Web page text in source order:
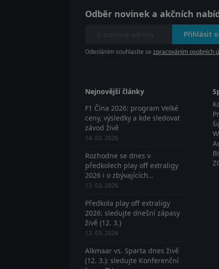
Odběr novinek a akčních
Přihlásit
Odesláním souhlasíte se zpracováním osobních
Nejnovější články
F1 Čína 2026: program Velké
ceny, výsledky a kde sledovat
závod živě
14. 03. 2026
Rozhodne se dnes v
předkolech play off extraligy
2026 i o zbývajících
postupujících? Sledujte živě
13. 03. 2026
Předkola play off extraligy
2026: sledujte dnešní zápasy
živě (12. 3.)
12. 03. 2026
Alkmaar vs. Sparta dnes živě
(12. 3.): sledujte Konferenční